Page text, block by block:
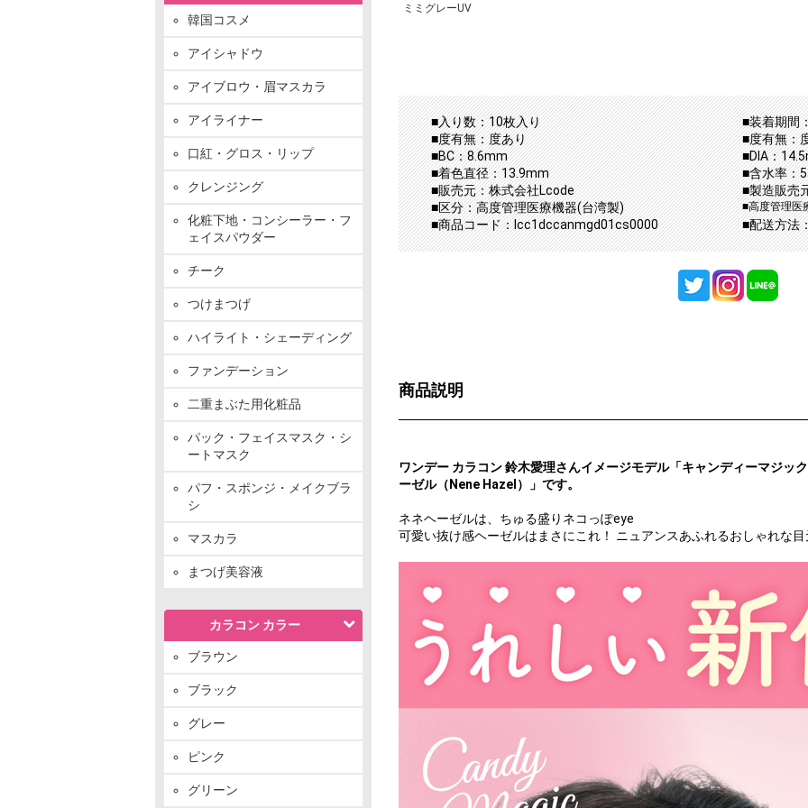
韓国コスメ
アイシャドウ
アイブロウ・眉マスカラ
アイライナー
口紅・グロス・リップ
クレンジング
化粧下地・コンシーラー・フ
ェイスパウダー
チーク
つけまつげ
ハイライト・シェーディング
ファンデーション
二重まぶた用化粧品
パック・フェイスマスク・シ
ートマスク
パフ・スポンジ・メイクブラ
シ
マスカラ
まつげ美容液
カラコン カラー
ブラウン
ブラック
グレー
ピンク
グリーン
ミミグレーUV
■入り数：10枚入り
■装着期間
■度有無：度あり
■度有無：
■BC：8.6mm
■DIA：
■着色直径：13.9mm
■含水率：
■販売元：株式会社Lcode
■製造販売
■区分：高度管理医療機器(台湾製)
■高度管理医
■商品コード：lcc1dccanmgd01cs0000 ■配送方法
商品説明
ワンデー カラコン 鈴木愛理さんイメージモデル「キャンディーマジ
ーゼル（Nene Hazel）」です。
ネネヘーゼルは、ちゅる盛りネコっぽeye
可愛い抜け感ヘーゼルはまさにこれ！ ニュアンスあふれるおしゃれな目